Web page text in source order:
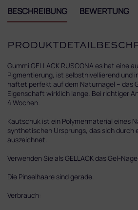
BESCHREIBUNG BEWERTUNG
Gummi GELLACK RUSCONA es hat eine
Pigmentierung, ist selbstnivellierend und
haftet perfekt auf dem Naturnagel – das
Eigenschaft wirklich lange. Bei richtiger
4 Wochen.
Kautschuk ist ein Polymermaterial eines
synthetischen Ursprungs, das sich durch
auszeichnet.
Verwenden Sie als GELLACK das Gel-
Die Pinselhaare sind gerade.
Verbrauch: